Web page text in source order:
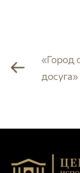
«Город
досуга»